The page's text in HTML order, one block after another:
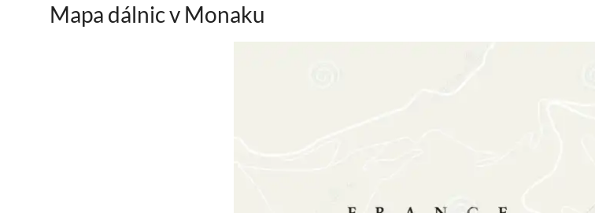
Mapa dálnic v Monaku